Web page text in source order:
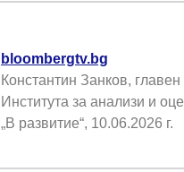
bloombergtv.bg
Константин Занков, главен
Института за анализи и
„В развитие“, 10.06.2026 г.